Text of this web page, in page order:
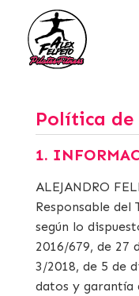
Política
1.
ALEJANDRO
Responsable
según lo
2016/679, de 27
3/2018, de 5 de
datos y garantía